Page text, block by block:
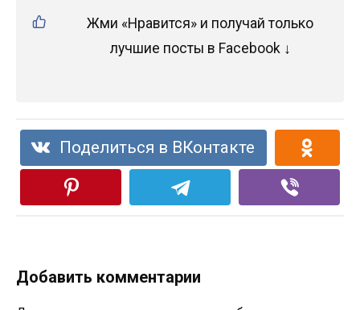
Жми «Нравится» и получай только
лучшие посты в Facebook ↓
Поделиться в ВКонтакте
Добавить комментарии